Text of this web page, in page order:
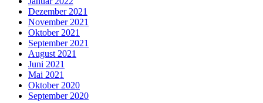
Dezember 2021
November 2021
Oktober 2021
September 2021
August 2021
Juni 2021
Mai 2021
Oktober 2020
September 2020